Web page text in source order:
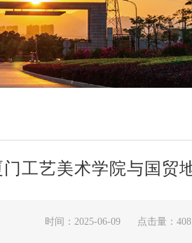
工艺美术学院与国贸
时间：2025-06-09 点击量：408